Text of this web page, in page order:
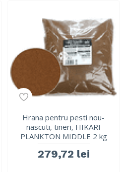
Hrana pentru pesti nou-
nascuti, tineri, HIKARI
PLANKTON MIDDLE 2 kg
279,72 lei